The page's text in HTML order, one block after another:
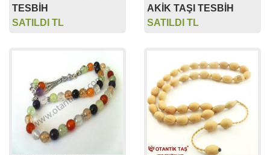
TESBİH
SATILDI TL
AKİK TAŞI TESBİH
SATILDI TL